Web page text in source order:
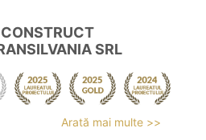
SRL
Arată mai multe >>